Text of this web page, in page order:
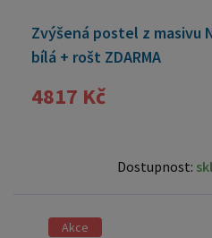
Zvýšená postel z masivu
bílá + rošt ZDARMA
4817 Kč
Dostupnost:
Akce